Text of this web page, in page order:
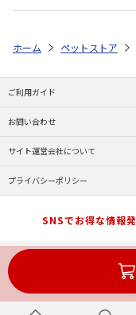
ホーム ペットストア
ご利用ガイド
お問い合わせ
サイト運営会社について
プライバシーポリシー
SNSでお得な情報